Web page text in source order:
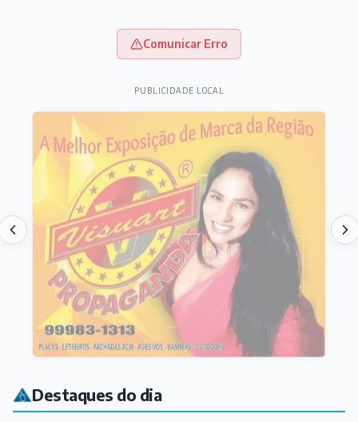
Comunicar Erro
PUBLICIDADE LOCAL
Destaques do dia